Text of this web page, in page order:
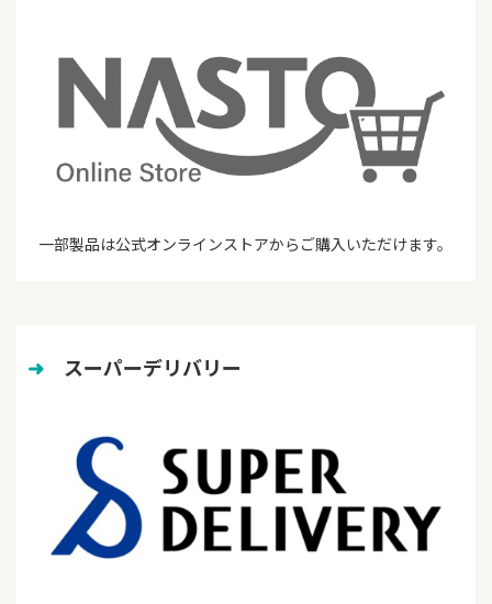
一部製品は公式オンラインストアからご購入いただけます。
➜ スーパーデリバリー